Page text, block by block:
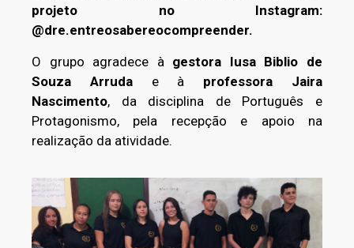
projeto no Instagram:
@dre.entreosabereocompreender.
O grupo agradece à gestora Iusa Biblio de
Souza Arrudae à professora Jaira
Nascimento, da disciplina de Português e
Protagonismo, pela recepção e apoio na
realização da atividade.